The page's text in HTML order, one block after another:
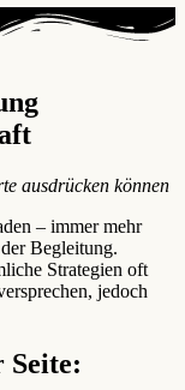
ausdrücken können
– immer mehr
Begleitung.
Strategien oft
jedoch
Seite: